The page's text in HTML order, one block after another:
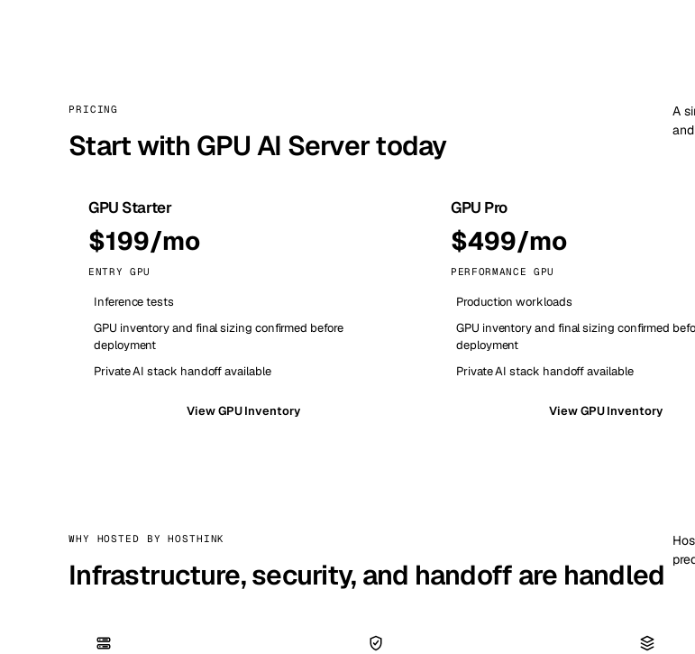
PRICING
Start with GPU AI Server today
A
GPU Starter
$199/mo
ENTRY GPU
Inference tests
GPU inventory and final sizing confirmed before
deployment
Private AI stack handoff available
View GPU Inventory
GPU Pro
$499/mo
PERFORMANCE GPU
Production workloads
GPU inventory and final sizing confirmed
deployment
Private AI stack handoff available
View GPU Inventory
WHY HOSTED BY HOSTHINK
Infrastructure, security, and handoff are handled